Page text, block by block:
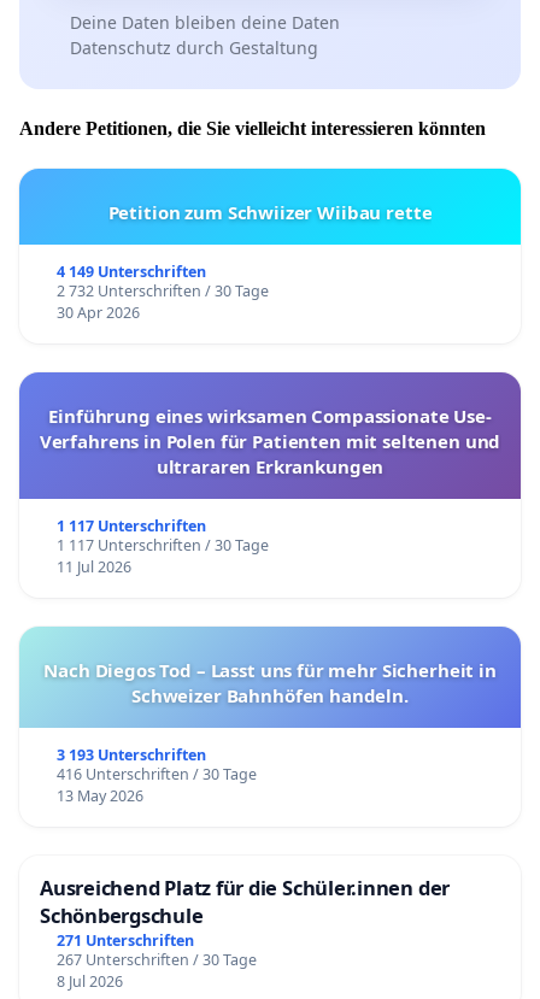
Deine Daten bleiben deine Daten
Datenschutz durch Gestaltung
Andere Petitionen, die Sie vielleicht interessieren könnten
Petition zum Schwiizer Wiibau rette
4 149 Unterschriften
2 732 Unterschriften / 30 Tage
30 Apr 2026
Einführung eines wirksamen Compassionate Use-
Verfahrens in Polen für Patienten mit seltenen und
ultrararen Erkrankungen
1 117 Unterschriften
1 117 Unterschriften / 30 Tage
11 Jul 2026
Nach Diegos Tod – Lasst uns für mehr Sicherheit in
Schweizer Bahnhöfen handeln.
3 193 Unterschriften
416 Unterschriften / 30 Tage
13 May 2026
Ausreichend Platz für die Schüler.innen der
Schönbergschule
271 Unterschriften
267 Unterschriften / 30 Tage
8 Jul 2026